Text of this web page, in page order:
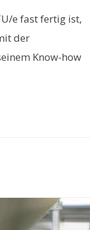
e fast fertig ist,
der
Know-how